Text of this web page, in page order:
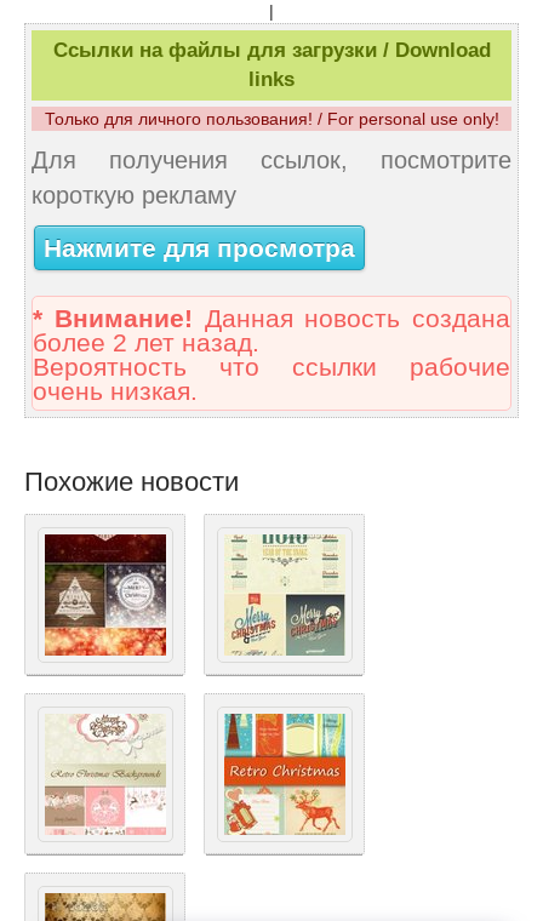
|
Ссылки на файлы для загрузки / Download
links
Только для личного пользования! / For personal use only!
Для получения ссылок, посмотрите
короткую рекламу
Нажмите для просмотра
* Внимание! Данная новость создана
более 2 лет назад.
Вероятность что ссылки рабочие
очень низкая.
Похожие новости